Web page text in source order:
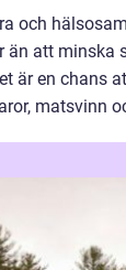
och
än att minska
är en chans
matsvinn